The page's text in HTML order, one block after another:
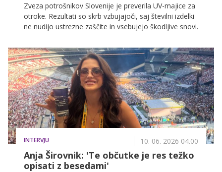
Zveza potrošnikov Slovenije je preverila UV-majice za
otroke. Rezultati so skrb vzbujajoči, saj številni izdelki
ne nudijo ustrezne zaščite in vsebujejo škodljive snovi.
INTERVJU 10. 06. 2026 04.00
Anja Širovnik: 'Te občutke je res težko
opisati z besedami'